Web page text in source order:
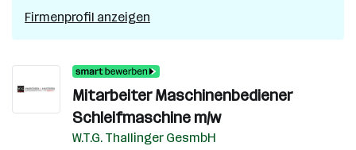
Firmenprofil anzeigen
Mitarbeiter Maschinenbediener
Schleifmaschine m/w
W.T.G. Thallinger GesmbH